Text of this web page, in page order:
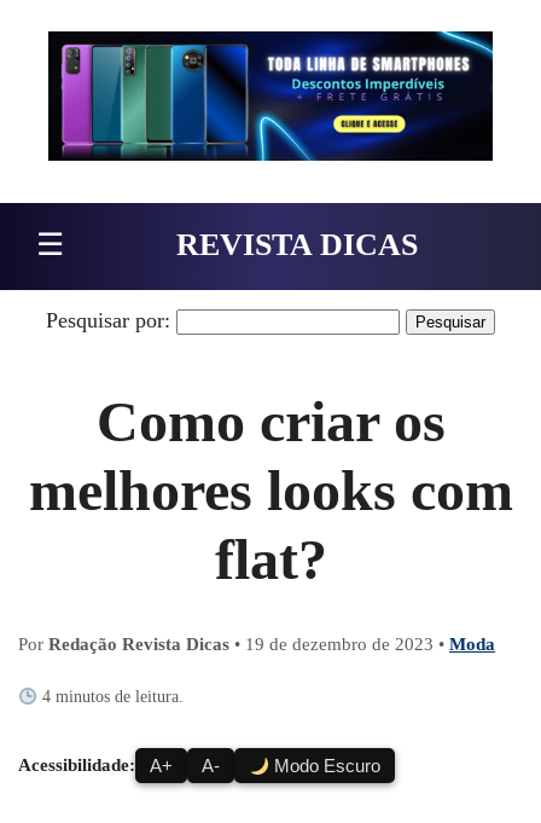
Pular para o conteúdo
☰ REVISTA DICAS
Pesquisar por:
Como criar os
melhores looks com
flat?
Por Redação Revista Dicas • 19 de dezembro de 2023 • Moda
4 minutos de leitura.
Acessibilidade: A+ A- Modo Escuro